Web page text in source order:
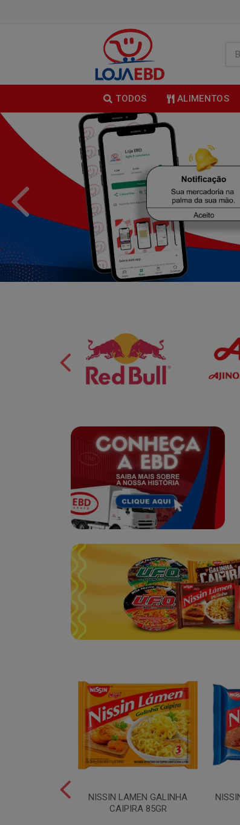
TODOS ALIMENTOS
NISSIN LAMEN GALINHA
CAIPIRA 85GR